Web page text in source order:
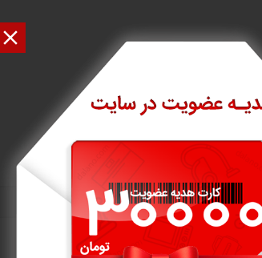
نمایش بیشتر
امتیاز کاربران
